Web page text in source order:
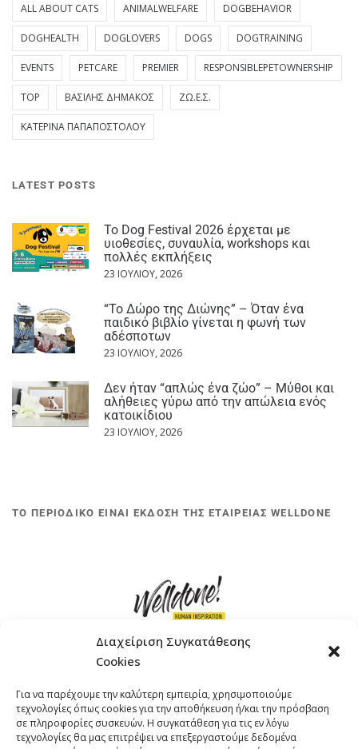
Διαχείριση Συγκατάθεσης
Cookies
Για να παρέχουμε την καλύτερη εμπειρία, χρησιμοποιούμε
τεχνολογίες όπως cookies για την αποθήκευση ή/και την πρόσβαση
σε πληροφορίες συσκευών. Η συγκατάθεση για τις εν λόγω
τεχνολογίες θα μας επιτρέψει να επεξεργαστούμε δεδομένα
ALL ABOUT CATS ANIMALWELFARE DOGBEHAVIOR
DOGHEALTH DOGLOVERS DOGS DOGTRAINING
EVENTS PETCARE PREMIER RESPONSIBLEPETOWNERSHIP
TOP ΒΑΣΊΛΗΣ ΔΗΜΆΚΟΣ ΖΩ.Ε.Σ.
ΚΑΤΕΡΊΝΑ ΠΑΠΑΠΟΣΤΌΛΟΥ
LATEST POSTS
Το Dog Festival 2026 έρχεται με
υιοθεσίες, συναυλία, workshops και
πολλές εκπλήξεις
23 ΙΟΥΛΊΟΥ, 2026
“Το Δώρο της Διώνης” – Όταν ένα
παιδικό βιβλίο γίνεται η φωνή των
αδέσποτων
23 ΙΟΥΛΊΟΥ, 2026
Δεν ήταν “απλώς ένα ζώο” – Μύθοι και
αλήθειες γύρω από την απώλεια ενός
κατοικίδιου
23 ΙΟΥΛΊΟΥ, 2026
ΤΟ ΠΕΡΙΟΔΙΚΟ ΕΙΝΑΙ ΕΚΔΟΣΗ ΤΗΣ ΕΤΑΙΡΕΙΑΣ WELLDONE
ΤΗΛΕΦΩΝΟ: +30 211 4021758
EMAIL:info@welldone.com.gr